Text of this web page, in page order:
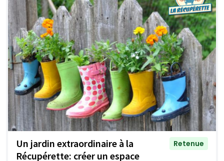
Un jardin extraordinaire à la
Récupérette: créer un espace
Retenue